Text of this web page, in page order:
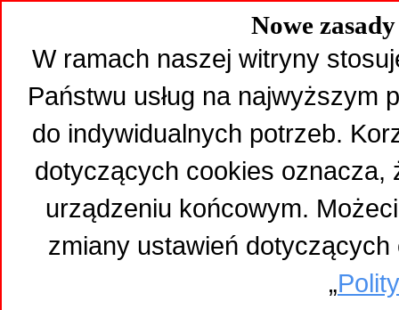
Nowe
W ramach naszej witryny
Państwu usług na najwyższym
do indywidualnych potrzeb.
dotyczących cookies oznacza,
urządzeniu końcowym.
zmiany ustawień
„